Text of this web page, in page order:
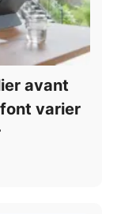
avant
varier